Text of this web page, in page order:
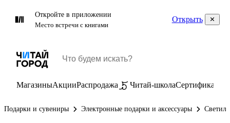
Откройте в приложении
Место встречи с книгами
Открыть
МагазиныАкцииРаспродажа Читай-школаСертификаты
Подарки и сувениры Электронные подарки и аксессуары